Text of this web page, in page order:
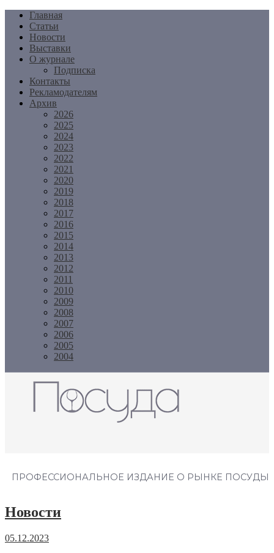
Перейти
содержимому
Главная
Статьи
Новости
Выставки
О журнале
Подписка
Контакты
Рекламодателям
Архив
2026
2025
2024
2023
2022
2021
2020
2019
2018
2017
2016
2015
2014
2013
2012
2011
2010
2009
2008
2007
2006
2005
2004
ПРОФЕССИОНАЛЬНОЕ ИЗДАНИЕ О РЫНКЕ ПОСУДЫ
Новости
05.12.2023